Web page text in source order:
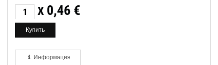
X 0,46 €
Информация